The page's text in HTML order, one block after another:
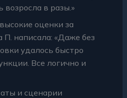
возросла в разы.»
оценки за
П. написала: «Даже без
удалось быстро
Все логично и
и сценарии